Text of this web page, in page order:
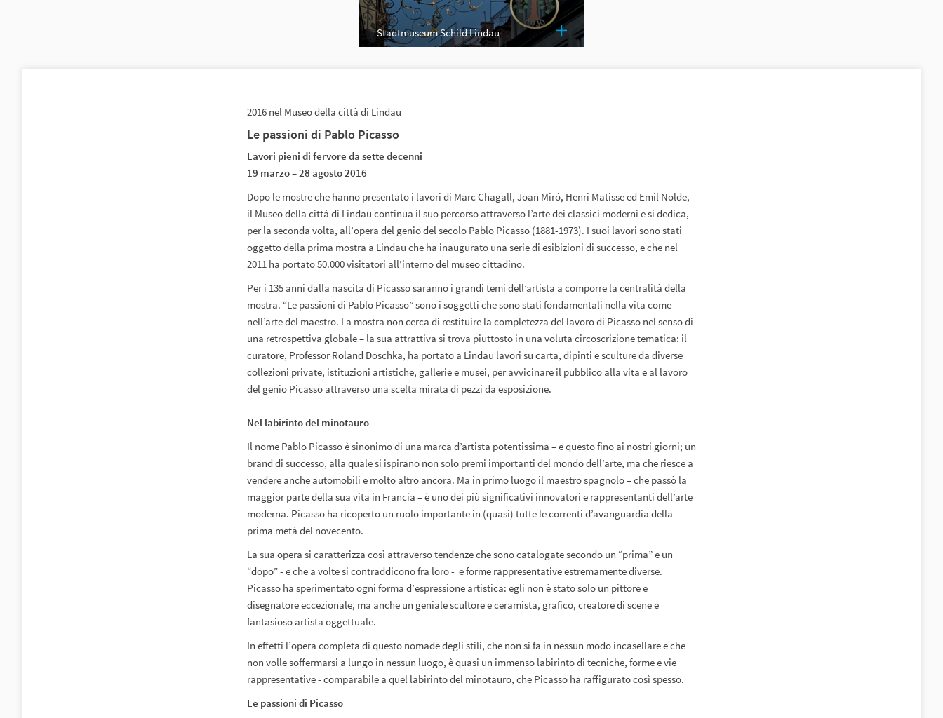
Stadtmuseum Schild Lindau
2016 nel Museo della città di Lindau
Le passioni di Pablo Picasso
Lavori pieni di fervore da sette decenni
19 marzo – 28 agosto 2016
Dopo le mostre che hanno presentato i lavori di Marc Chagall, Joan Miró, Henri Matisse ed Emil Nolde,
il Museo della città di Lindau continua il suo percorso attraverso l’arte dei classici moderni e si dedica,
per la seconda volta, all’opera del genio del secolo Pablo Picasso (1881-1973). I suoi lavori sono stati
oggetto della prima mostra a Lindau che ha inaugurato una serie di esibizioni di successo, e che nel
2011 ha portato 50.000 visitatori all’interno del museo cittadino.
Per i 135 anni dalla nascita di Picasso saranno i grandi temi dell’artista a comporre la centralità della
mostra. “Le passioni di Pablo Picasso” sono i soggetti che sono stati fondamentali nella vita come
nell’arte del maestro. La mostra non cerca di restituire la completezza del lavoro di Picasso nel senso di
una retrospettiva globale – la sua attrattiva si trova piuttosto in una voluta circoscrizione tematica: il
curatore, Professor Roland Doschka, ha portato a Lindau lavori su carta, dipinti e sculture da diverse
collezioni private, istituzioni artistiche, gallerie e musei, per avvicinare il pubblico alla vita e al lavoro
del genio Picasso attraverso una scelta mirata di pezzi da esposizione.
Nel labirinto del minotauro
Il nome Pablo Picasso è sinonimo di una marca d’artista potentissima – e questo fino ai nostri giorni; un
brand di successo, alla quale si ispirano non solo premi importanti del mondo dell’arte, ma che riesce a
vendere anche automobili e molto altro ancora. Ma in primo luogo il maestro spagnolo – che passò la
maggior parte della sua vita in Francia – è uno dei più significativi innovatori e rappresentanti dell’arte
moderna. Picasso ha ricoperto un ruolo importante in (quasi) tutte le correnti d’avanguardia della
prima metà del novecento.
La sua opera si caratterizza così attraverso tendenze che sono catalogate secondo un “prima” e un
“dopo” - e che a volte si contraddicono fra loro - e forme rappresentative estremamente diverse.
Picasso ha sperimentato ogni forma d’espressione artistica: egli non è stato solo un pittore e
disegnatore eccezionale, ma anche un geniale scultore e ceramista, grafico, creatore di scene e
fantasioso artista oggettuale.
In effetti l’opera completa di questo nomade degli stili, che non si fa in nessun modo incasellare e che
non volle soffermarsi a lungo in nessun luogo, è quasi un immenso labirinto di tecniche, forme e vie
rappresentative - comparabile a quel labirinto del minotauro, che Picasso ha raffigurato così spesso.
Le passioni di Picasso